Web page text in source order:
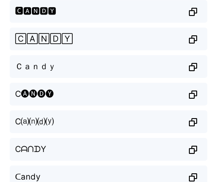
🅲🅰🅽🅳🆈
🄲🄰🄽🄳🅈
Ｃａｎｄｙ
C🅐🅝🅓🅨
C⒜⒩⒟⒴
CᗩᑎᗪY
ᑕandy